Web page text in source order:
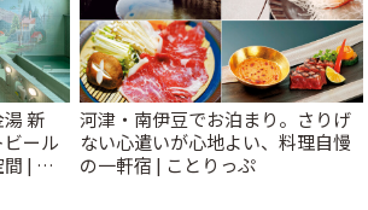
新
ール
| こ
河津・南伊豆でお泊まり。さりげ
ない心遣いが心地よい、料理自慢
の一軒宿 | ことりっぷ